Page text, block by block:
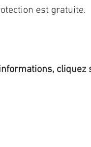
est gratuite.
cliquez